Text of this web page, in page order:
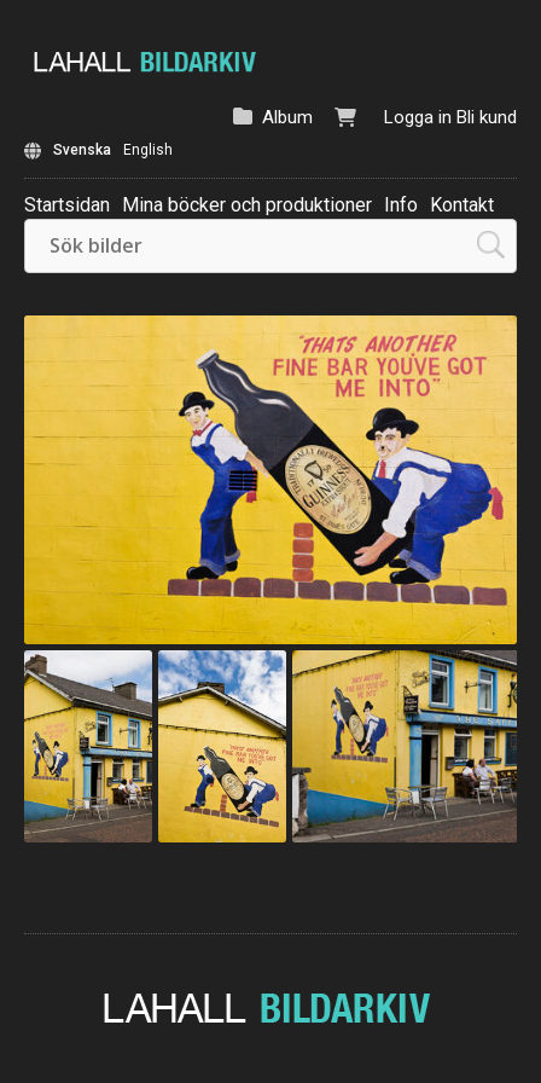
Logga in Bli kund
Album
Svenska English
Startsidan Mina böcker och produktioner Info Kontakt
Beställ: Kalender 2025